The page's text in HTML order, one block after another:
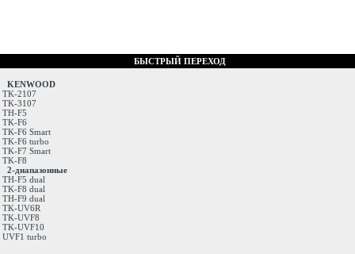
БЫСТРЫЙ ПЕРЕХОД
KENWOOD
TK-2107
TK-3107
TH-F5
TK-F6
TK-F6 Smart
TK-F6 turbo
TK-F7 Smart
TK-F8
2-диапазонные
TH-F5 dual
TK-F8 dual
TH-F9 dual
TK-UV6R
TK-UVF8
TK-UVF10
UVF1 turbo